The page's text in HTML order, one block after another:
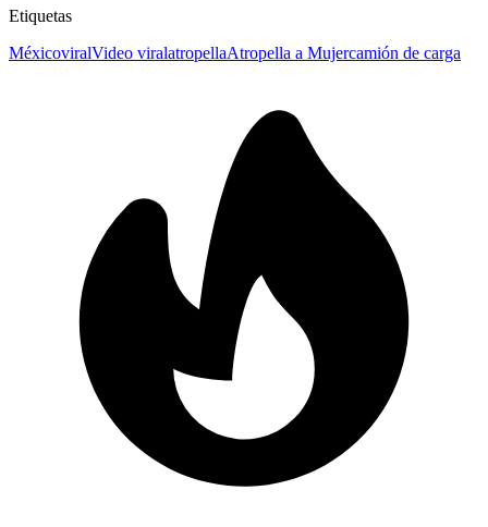
Etiquetas
MéxicoviralVideo viralatropellaAtropella a Mujercamión de carga